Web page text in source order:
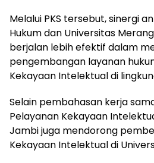
Melalui PKS tersebut, sinergi
Hukum dan Universitas
berjalan lebih efektif dalam
pengembangan layanan
Kekayaan Intelektual di
Selain pembahasan kerja
Pelayanan Kekayaan
Jambi juga mendorong
Kekayaan Intelektual di